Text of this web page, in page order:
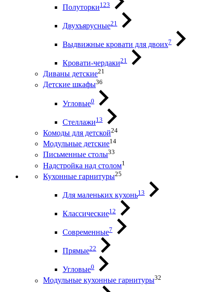
Полуторки123
Двухъярусные21
Выдвижные кровати для двоих7
Кровати-чердаки21
Диваны детские21
Детские шкафы36
Угловые0
Стеллажи13
Комоды для детской24
Модульные детские14
Письменные столы33
Надстройка над столом1
Кухонные гарнитуры25
Для маленьких кухонь13
Классические12
Современные7
Прямые22
Угловые0
Модульные кухонные гарнитуры32